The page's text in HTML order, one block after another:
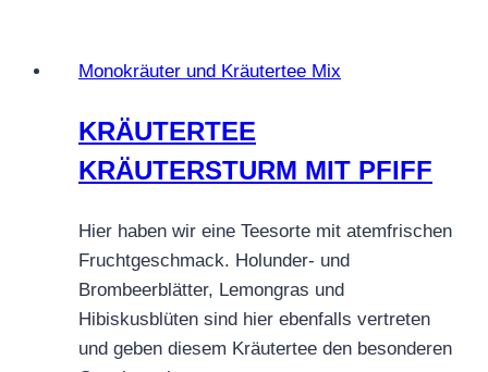
Monokräuter und Kräutertee Mix
KRÄUTERTEE
KRÄUTERSTURM MIT PFIFF
Hier haben wir eine Teesorte mit atemfrischen
Fruchtgeschmack. Holunder- und
Brombeerblätter, Lemongras und
Hibiskusblüten sind hier ebenfalls vertreten
und geben diesem Kräutertee den besonderen